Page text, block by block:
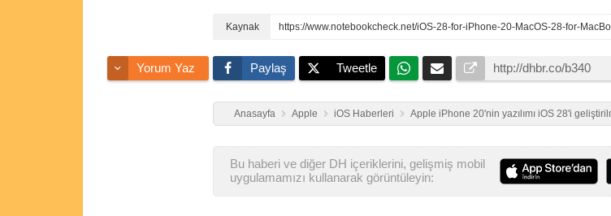
Yorum Yaz Paylaş Tweetle
Anasayfa Apple iOS Haberleri Apple iPhone 20'nin yazılımı iOS 28'i
Bu haberi ve diğer DH içeriklerini, gelişmiş mobil
uygulamamızı kullanarak görüntüleyin: